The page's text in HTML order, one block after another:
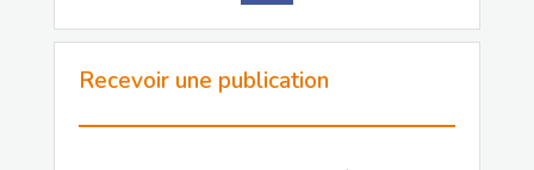
Recevoir une publication